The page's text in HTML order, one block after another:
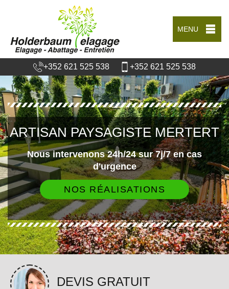
MENU
+352 621 525 538 +352 621 525 538
ARTISAN PAYSAGISTE MERTERT
Nous intervenons 24h/24 sur 7j/7 en cas
d'urgence
NOS RÉALISATIONS
DEVIS GRATUIT